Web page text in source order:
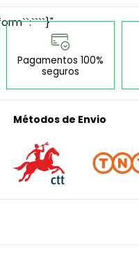
Pagamentos 100%
seguros
Métodos de Envio